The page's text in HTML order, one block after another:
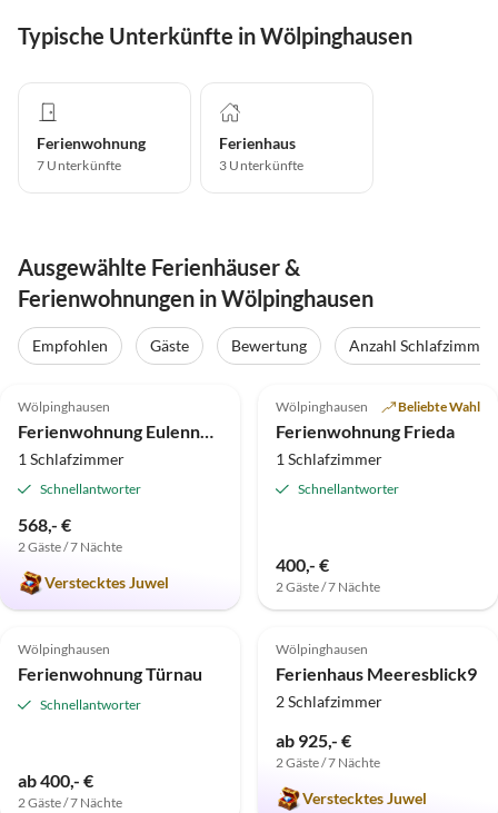
Typische Unterkünfte in Wölpinghausen
Ferienwohnung
7 Unterkünfte
Ferienhaus
3 Unterkünfte
Ausgewählte Ferienhäuser &
Ferienwohnungen in Wölpinghausen
Empfohlen Gäste Bewertung
Anzahl Schlafzimmer
Wölpinghausen
Ferienwohnung Eulennest im Haus Meerblick
1 Schlafzimmer
Schnellantworter
568,- €
2 Gäste / 7 Nächte
Verstecktes Juwel
Wölpinghausen Beliebte Wahl
Ferienwohnung Frieda
1 Schlafzimmer
Schnellantworter
400,- €
2 Gäste / 7 Nächte
5.0 (14)
Wölpinghausen
Ferienwohnung Türnau
Schnellantworter
ab 400,- €
2 Gäste / 7 Nächte
5.0 (10)
Wölpinghausen
Ferienhaus Meeresblick9
2 Schlafzimmer
ab 925,- €
2 Gäste / 7 Nächte
Verstecktes Juwel